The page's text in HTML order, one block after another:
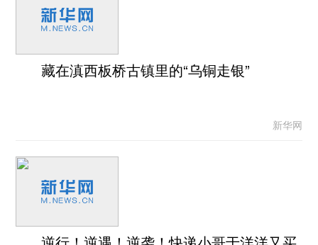
藏在滇西板桥古镇里的“乌铜走银”
新华网